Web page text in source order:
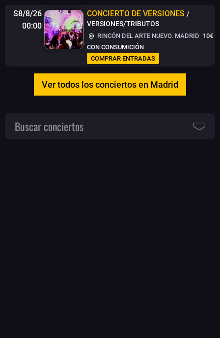
S8/8/26
00:00
CONCIERTO DE VERSIONES /
VERSIONES/TRIBUTOS
RINCÓN DEL ARTE NUEVO. MADRID 10€
CON CONSUMICIÓN
COMPRAR ENTRADAS
Ver todos los conciertos en Madrid
Buscar conciertos